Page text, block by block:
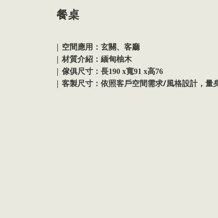
餐桌
| 空間應用：玄關、客廳
| 材質介紹：緬甸柚木
| 傢俱尺寸： 長190 x寬91 x高76
| 客製尺寸：依照客戶空間需求/風格設計，量